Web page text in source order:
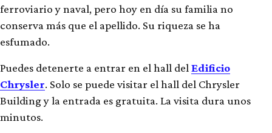
ferroviario y naval, pero hoy en día su familia no
conserva más que el apellido. Su riqueza se ha
esfumado.
Puedes detenerte a entrar en el hall del Edificio
Chrysler. Solo se puede visitar el hall del Chrysler
Building y la entrada es gratuita. La visita dura unos
minutos.